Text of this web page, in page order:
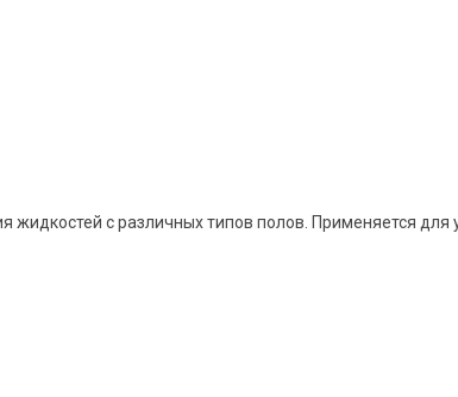
с различных типов полов. Применяется для